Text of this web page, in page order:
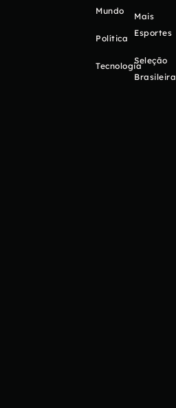
Mundo
Política
Tecnologia
Mais
Esportes
Seleção
Brasileira